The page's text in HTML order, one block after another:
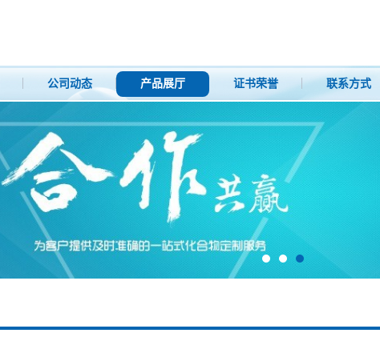
公司动态 产品展厅 证书荣誉 联系方式